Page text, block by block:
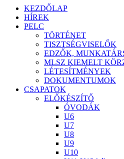
KEZDŐLAP
HÍREK
PELC
TÖRTÉNET
TISZTSÉGVISELŐK
EDZŐK,
MLSZ KIEMELT
LÉTESÍTMÉNYEK
DOKUMENTUMOK
CSAPATOK
ELŐKÉSZÍTŐ
ÓVODÁK
U6
U7
U8
U9
U10